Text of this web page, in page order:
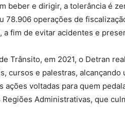
beber e dirigir, a tolerância é
78.906 operações de
a fim de evitar acidentes e
Trânsito, em 2021, o Detran
cursos e palestras, alcançando
ações voltadas para quem
Administrativas, que